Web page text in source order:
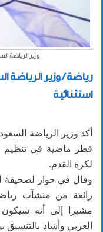
وزير الرياضة
رياضة / وزير
استثنائية
أكد وزير الرياضة
قطر ماضية في تنظيم
لكرة القدم.
وقال في حوار لصحيفة
رائعة من منشآت
مشيرا إلى أنه سيكون
العربي وأشاد